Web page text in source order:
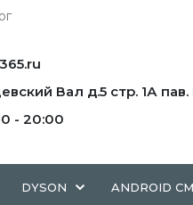
Вал д.5 стр. 1А пав.
- 20:00
DYSON ANDROID